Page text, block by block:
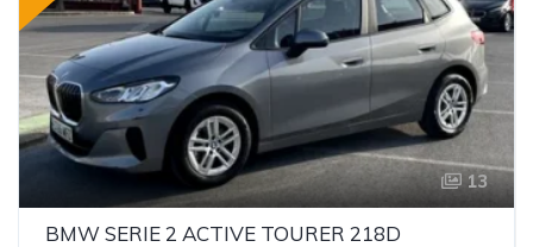
13
BMW SERIE 2 ACTIVE TOURER 218D